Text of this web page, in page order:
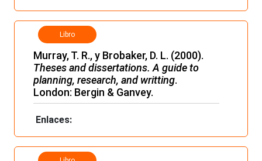
Libro
Murray, T. R., y Brobaker, D. L. (2000).
Theses and dissertations. A guide to
planning, research, and writting.
London: Bergin & Ganvey.
Enlaces: